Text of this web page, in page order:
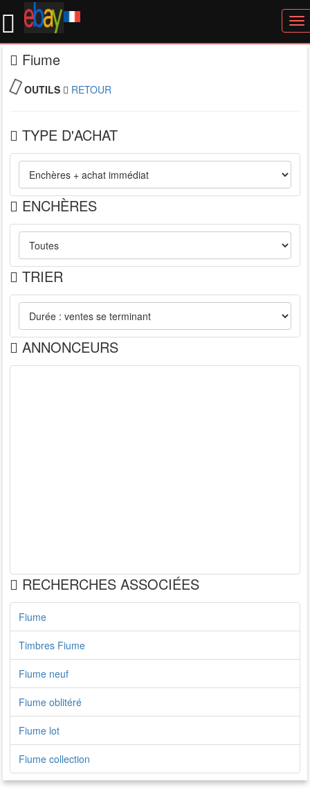
Fiume
OUTILS RETOUR
TYPE D'ACHAT
ENCHÈRES
TRIER
ANNONCEURS
RECHERCHES ASSOCIÉES
Fiume
Timbres Fiume
Fiume neuf
Fiume oblitéré
Fiume lot
Fiume collection